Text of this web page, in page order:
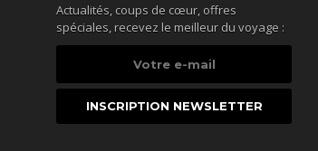
Actualités, coups de cœur, offres
spéciales, recevez le meilleur du voyage :